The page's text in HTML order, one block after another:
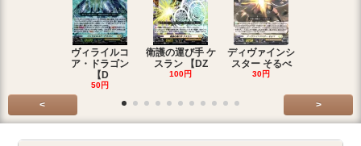
ヴィライルコ
ア・ドラゴン
【D
50円
衛護の運び手 ケ
スラン 【DZ
100円
ディヴァインシ
スター そるべ
30円
< >